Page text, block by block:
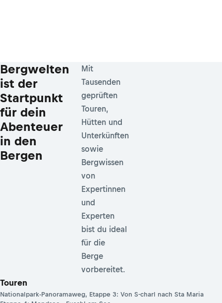
Bergwelten
ist der
Startpunkt
für dein
Abenteuer
in den
Bergen
Mit
Tausenden
geprüften
Touren,
Hütten und
Unterkünften
sowie
Bergwissen
von
Expertinnen
und
Experten
bist du ideal
für die
Berge
vorbereitet.
Touren
Nationalpark-Panoramaweg, Etappe 3: Von S-charl nach Sta Maria